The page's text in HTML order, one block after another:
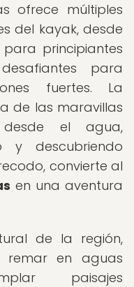
ofrece múltiples
del kayak, desde
principiantes
para
fuertes. La
de las maravillas
el agua,
descubriendo
convierte al
en una aventura
de la región,
en aguas
paisajes